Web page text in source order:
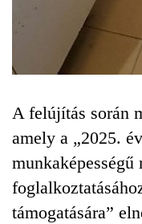
A felújítás során
amely a „2025.
támogatására”